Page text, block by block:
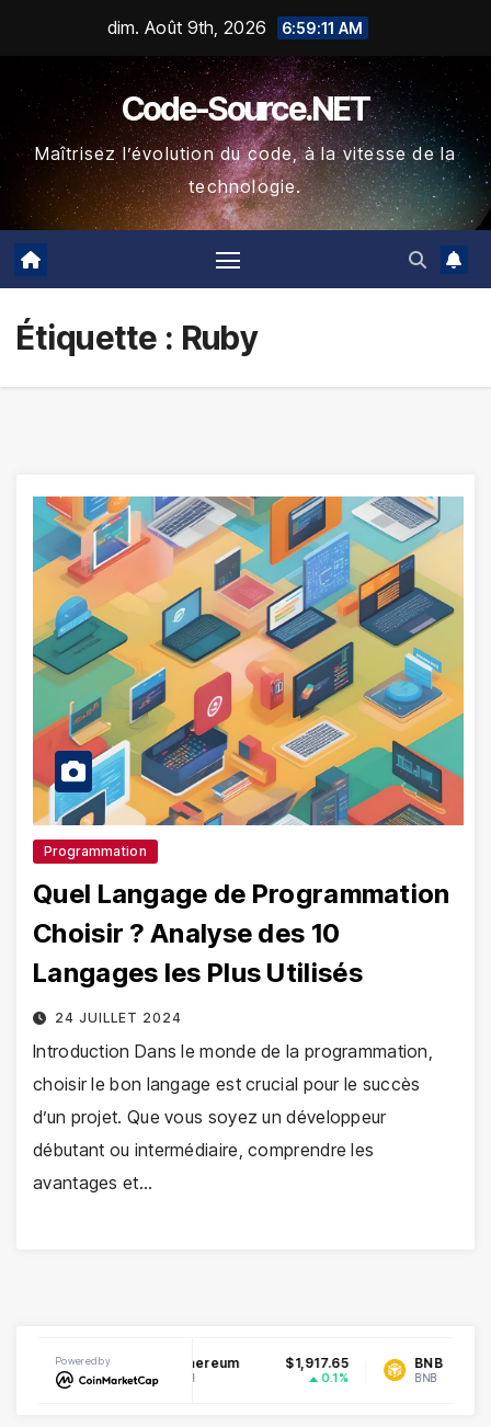
dim. Août 9th, 2026 6:59:12 AM
Code-Source.NET
Maîtrisez l’évolution du code, à la vitesse de la
technologie.
Étiquette : Ruby
Programmation
Quel Langage de Programmation
Choisir ? Analyse des 10
Langages les Plus Utilisés
24 JUILLET 2024
Introduction Dans le monde de la programmation,
choisir le bon langage est crucial pour le succès
d’un projet. Que vous soyez un développeur
débutant ou intermédiaire, comprendre les
avantages et…
Powered by $1,917.65
ETH
BNB